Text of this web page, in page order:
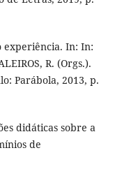
experiência. In: In:
R. (Orgs.).
Parábola, 2013, p.
didáticas sobre a
de